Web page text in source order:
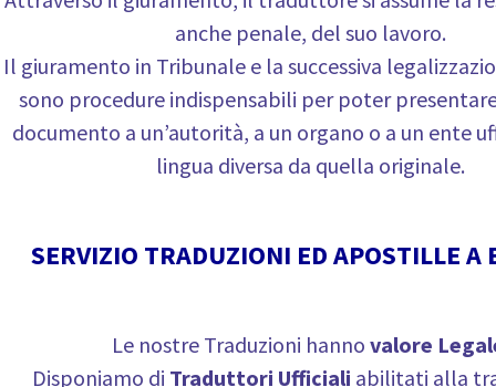
anche penale, del suo lavoro.
Il giuramento in Tribunale e la successiva
sono procedure indispensabili per poter
documento a un’autorità, a un organo o a un ente
lingua diversa da quella originale.
SERVIZIO TRADUZIONI ED APOSTILLE A
Le nostre Traduzioni hanno valore
Disponiamo di Traduttori Ufficiali abilitati alla